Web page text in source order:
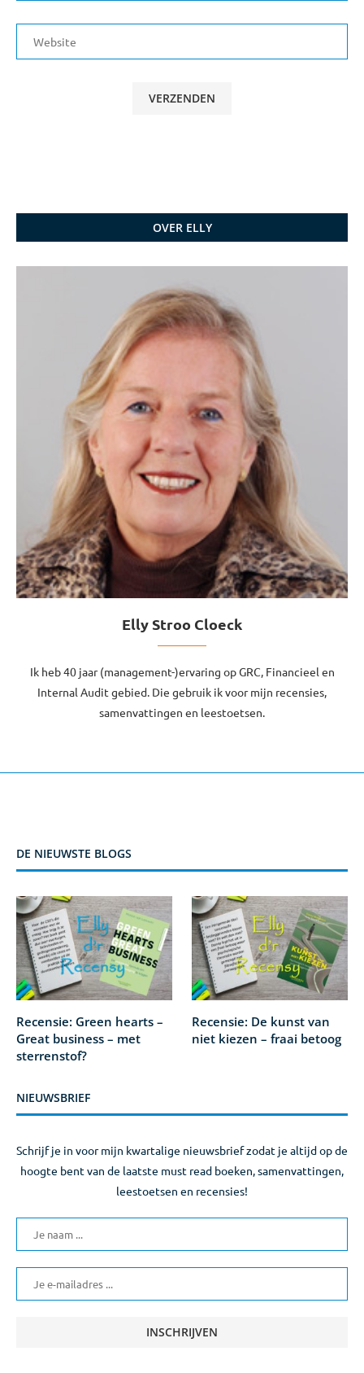
OVER ELLY
Elly Stroo Cloeck
Ik heb 40 jaar (management-)ervaring op GRC, Financieel en
Internal Audit gebied. Die gebruik ik voor mijn recensies,
samenvattingen en leestoetsen.
DE NIEUWSTE BLOGS
Recensie: Green hearts –
Great business – met
sterrenstof?
Recensie: De kunst van
niet kiezen – fraai betoog
NIEUWSBRIEF
Schrijf je in voor mijn kwartalige nieuwsbrief zodat je altijd op de
hoogte bent van de laatste must read boeken, samenvattingen,
leestoetsen en recensies!